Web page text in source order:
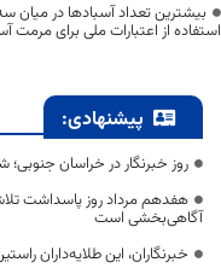
بیشترین تعداد آسبادها در
استفاده از اعتبارات ملی برای مرمت
پیشنهادی:
روز خبرنگار در خراسان جنوبی؛
هفدهم مرداد روز پاسداشت
آگاهی‌بخشی است
خبرنگاران، این طلایه‌داران